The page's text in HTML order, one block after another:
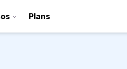
Plans